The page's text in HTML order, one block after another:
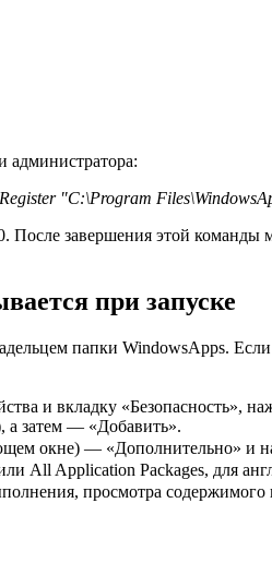
администратора:
"C:\Program
завершения этой команды
при запуске
папки WindowsApps.
и вкладку «Безопасность»,
а затем — «Добавить».
окне) — «Дополнительно» и
All Application Packages, для
просмотра